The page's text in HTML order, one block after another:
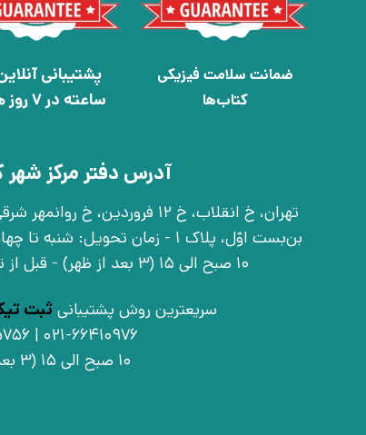
ضمانت سلامت فیزیکی
کتاب‌ها
ساعته در 7 روز هفته
آدرس دفتر مرکز
بن‌بست اوّل، پلاک 1 - زمان تحویل:
10 صبح الی 15 (3 بعد از ظهر) - قبل از تشریف آوردن تماس بگیرید
سریعترین روش پشتیبانی ثبت
10 صبح الی 15 (3 بعد از ظهر)